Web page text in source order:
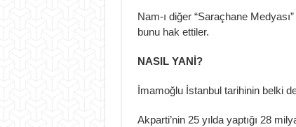
Nam-ı diğer “Saraçhane
bunu hak ettiler.
NASIL YANİ?
İmamoğlu İstanbul tarihinin belki
Akparti’nin 25 yılda yaptığı 28